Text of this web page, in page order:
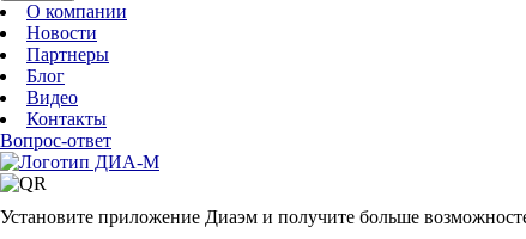
О компании
Новости
Партнеры
Блог
Видео
Контакты
Вопрос-ответ
Установите приложение Диаэм и получите больше